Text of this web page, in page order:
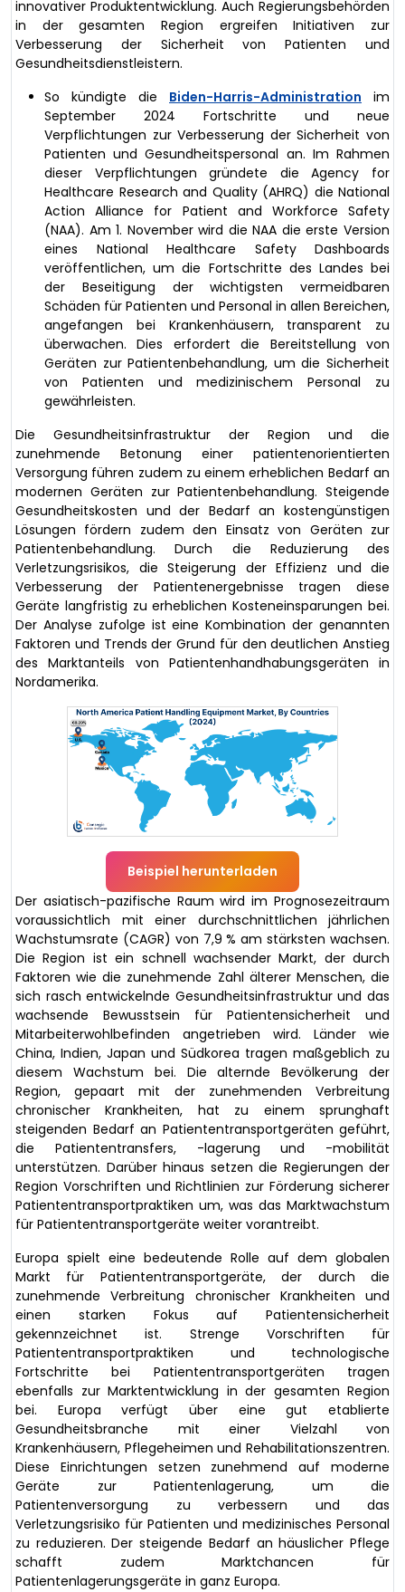
innovativer Produktentwicklung. Auch Regierungsbehörden
in der gesamten Region ergreifen Initiativen zur
Verbesserung der Sicherheit von Patienten und
Gesundheitsdienstleistern.
So kündigte die Biden-Harris-Administration im
September 2024 Fortschritte und neue
Verpflichtungen zur Verbesserung der Sicherheit von
Patienten und Gesundheitspersonal an. Im Rahmen
dieser Verpflichtungen gründete die Agency for
Healthcare Research and Quality (AHRQ) die National
Action Alliance for Patient and Workforce Safety
(NAA). Am 1. November wird die NAA die erste Version
eines National Healthcare Safety Dashboards
veröffentlichen, um die Fortschritte des Landes bei
der Beseitigung der wichtigsten vermeidbaren
Schäden für Patienten und Personal in allen Bereichen,
angefangen bei Krankenhäusern, transparent zu
überwachen. Dies erfordert die Bereitstellung von
Geräten zur Patientenbehandlung, um die Sicherheit
von Patienten und medizinischem Personal zu
gewährleisten.
Die Gesundheitsinfrastruktur der Region und die
zunehmende Betonung einer patientenorientierten
Versorgung führen zudem zu einem erheblichen Bedarf an
modernen Geräten zur Patientenbehandlung. Steigende
Gesundheitskosten und der Bedarf an kostengünstigen
Lösungen fördern zudem den Einsatz von Geräten zur
Patientenbehandlung. Durch die Reduzierung des
Verletzungsrisikos, die Steigerung der Effizienz und die
Verbesserung der Patientenergebnisse tragen diese
Geräte langfristig zu erheblichen Kosteneinsparungen bei.
Der Analyse zufolge ist eine Kombination der genannten
Faktoren und Trends der Grund für den deutlichen Anstieg
des Marktanteils von Patientenhandhabungsgeräten in
Nordamerika.
Beispiel herunterladen
Der asiatisch-pazifische Raum wird im Prognosezeitraum
voraussichtlich mit einer durchschnittlichen jährlichen
Wachstumsrate (CAGR) von 7,9 % am stärksten wachsen.
Die Region ist ein schnell wachsender Markt, der durch
Faktoren wie die zunehmende Zahl älterer Menschen, die
sich rasch entwickelnde Gesundheitsinfrastruktur und das
wachsende Bewusstsein für Patientensicherheit und
Mitarbeiterwohlbefinden angetrieben wird. Länder wie
China, Indien, Japan und Südkorea tragen maßgeblich zu
diesem Wachstum bei. Die alternde Bevölkerung der
Region, gepaart mit der zunehmenden Verbreitung
chronischer Krankheiten, hat zu einem sprunghaft
steigenden Bedarf an Patiententransportgeräten geführt,
die Patiententransfers, -lagerung und -mobilität
unterstützen. Darüber hinaus setzen die Regierungen der
Region Vorschriften und Richtlinien zur Förderung sicherer
Patiententransportpraktiken um, was das Marktwachstum
für Patiententransportgeräte weiter vorantreibt.
Europa spielt eine bedeutende Rolle auf dem globalen
Markt für Patiententransportgeräte, der durch die
zunehmende Verbreitung chronischer Krankheiten und
einen starken Fokus auf Patientensicherheit
gekennzeichnet ist. Strenge Vorschriften für
Patiententransportpraktiken und technologische
Fortschritte bei Patiententransportgeräten tragen
ebenfalls zur Marktentwicklung in der gesamten Region
bei. Europa verfügt über eine gut etablierte
Gesundheitsbranche mit einer Vielzahl von
Krankenhäusern, Pflegeheimen und Rehabilitationszentren.
Diese Einrichtungen setzen zunehmend auf moderne
Geräte zur Patientenlagerung, um die
Patientenversorgung zu verbessern und das
Verletzungsrisiko für Patienten und medizinisches Personal
zu reduzieren. Der steigende Bedarf an häuslicher Pflege
schafft zudem Marktchancen für
Patientenlagerungsgeräte in ganz Europa.